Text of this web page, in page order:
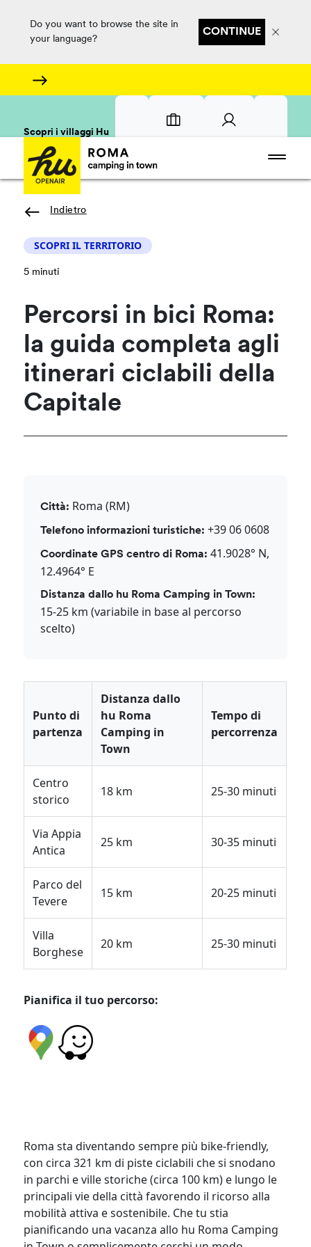
Do you want to browse the site in
your language?
CONTINUE
Scopri i villaggi Hu
Indietro
SCOPRI IL TERRITORIO
5 minuti
Percorsi in bici Roma:
la guida completa agli
itinerari ciclabili della
Capitale
Città: Roma (RM)
Telefono informazioni turistiche: +39 06 0608
Coordinate GPS centro di Roma: 41.9028° N,
12.4964° E
Distanza dallo hu Roma Camping in Town:
15-25 km (variabile in base al percorso
scelto)
Punto di
partenza
Distanza dallo
hu Roma
Camping in
Town
Tempo di
percorrenza
Centro
storico
18 km 25-30 minuti
Via Appia
Antica
25 km 30-35 minuti
Parco del
Tevere
15 km 20-25 minuti
Villa
Borghese
20 km 25-30 minuti
Pianifica il tuo percorso:
Roma sta diventando sempre più bike-friendly,
con circa 321 km di piste ciclabili che si snodano
in parchi e ville storiche (circa 100 km) e lungo le
principali vie della città favorendo il ricorso alla
mobilità attiva e sostenibile. Che tu stia
pianificando una vacanza allo hu Roma Camping